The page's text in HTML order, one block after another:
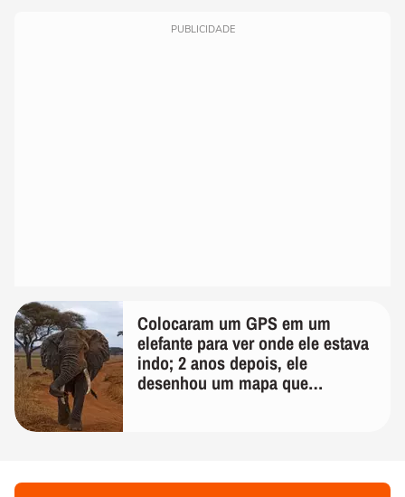
PUBLICIDADE
Colocaram um GPS em um
elefante para ver onde ele estava
indo; 2 anos depois, ele
desenhou um mapa que